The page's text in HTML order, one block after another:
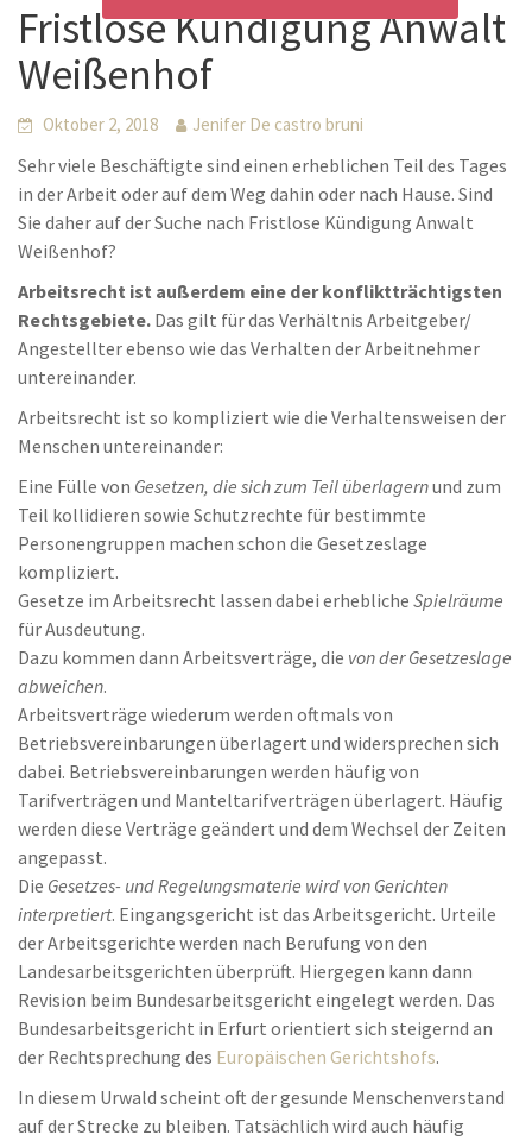
Fristlose Kündigung Anwalt
Weißenhof
Oktober 2, 2018 Jenifer De castro bruni
Sehr viele Beschäftigte sind einen erheblichen Teil des Tages
in der Arbeit oder auf dem Weg dahin oder nach Hause. Sind
Sie daher auf der Suche nach Fristlose Kündigung Anwalt
Weißenhof?
Arbeitsrecht ist außerdem eine der konfliktträchtigsten
Rechtsgebiete. Das gilt für das Verhältnis Arbeitgeber/
Angestellter ebenso wie das Verhalten der Arbeitnehmer
untereinander.
Arbeitsrecht ist so kompliziert wie die Verhaltensweisen der
Menschen untereinander:
Eine Fülle von Gesetzen, die sich zum Teil überlagernund zum
Teil kollidieren sowie Schutzrechte für bestimmte
Personengruppen machen schon die Gesetzeslage
kompliziert.
Gesetze im Arbeitsrecht lassen dabei erhebliche Spielräume
für Ausdeutung.
Dazu kommen dann Arbeitsverträge, die von der Gesetzeslage
abweichen.
Arbeitsverträge wiederum werden oftmals von
Betriebsvereinbarungen überlagert und widersprechen sich
dabei. Betriebsvereinbarungen werden häufig von
Tarifverträgen und Manteltarifverträgen überlagert. Häufig
werden diese Verträge geändert und dem Wechsel der Zeiten
angepasst.
Die Gesetzes- und Regelungsmaterie wird von Gerichten
interpretiert. Eingangsgericht ist das Arbeitsgericht. Urteile
der Arbeitsgerichte werden nach Berufung von den
Landesarbeitsgerichten überprüft. Hiergegen kann dann
Revision beim Bundesarbeitsgericht eingelegt werden. Das
Bundesarbeitsgericht in Erfurt orientiert sich steigernd an
der Rechtsprechung des Europäischen Gerichtshofs.
In diesem Urwald scheint oft der gesunde Menschenverstand
auf der Strecke zu bleiben. Tatsächlich wird auch häufig